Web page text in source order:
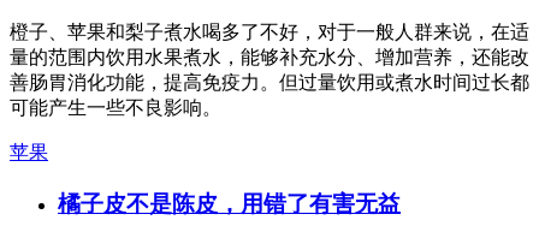
橙子、苹果和梨子煮水喝多了不好，对于一般人群来说，在适
量的范围内饮用水果煮水，能够补充水分、增加营养，还能改
善肠胃消化功能，提高免疫力。但过量饮用或煮水时间过长都
可能产生一些不良影响。
苹果
橘子皮不是陈皮，用错了有害无益